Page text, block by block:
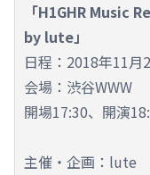
「H1GHR Music
by lute」
日程：2018年11月
会場：渋谷WWW
開場17:30、開演
主催・企画：lute